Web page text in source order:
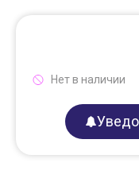
Нет в наличии